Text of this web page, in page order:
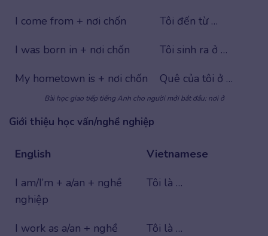
I come from + nơi chốn
Tôi đến từ …
I was born in + nơi chốn
Tôi sinh ra ở …
My hometown is + nơi chốn
Quê của tôi ở …
Bài học giao tiếp tiếng Anh cho người mới bắt đầu: nơi ở
Giới thiệu học vấn/nghề nghiệp
English
Vietnamese
I am/I’m + a/an + nghề
nghiệp
Tôi là …
I work as a/an + nghề
Tôi là …